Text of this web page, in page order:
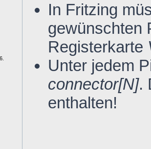
In Fritzing
gewünschten
Registerkarte
Unter jedem
connector[N].
enthalten!